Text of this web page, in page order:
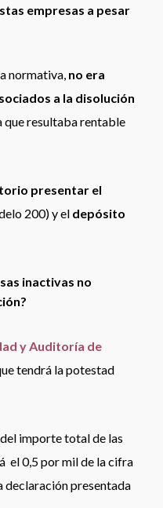
empresas a pesar
normativa, no era
a la disolución
que resultaba rentable
presentar el
200) y el depósito
inactivas no
y Auditoría de
tendrá la potestad
importe total de las
el 0,5 por mil de la cifra
declaración presentada